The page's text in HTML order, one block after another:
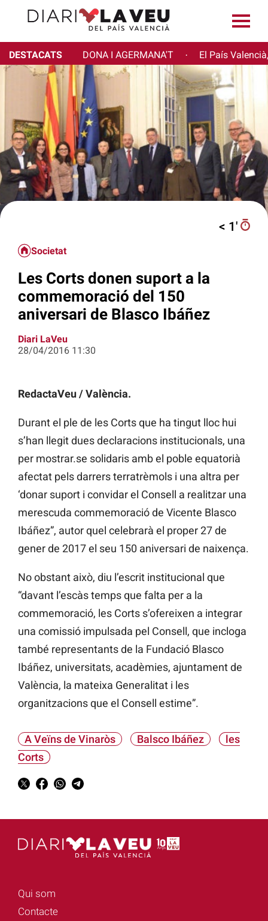
DESTACATS DONA I AGERMANA'T · El País
< 1′
Societat
Les Corts donen suport a la
commemoració del 150
aniversari de Blasco Ibáñez
Diari LaVeu
28/04/2016 11:30
RedactaVeu / València.
Durant el ple de les Corts que ha tingut lloc hui
s’han llegit dues declaracions institucionals, una
per mostrar.se solidaris amb el poble equatorià
afectat pels darrers terratrèmols i una altra per
‘donar suport i convidar el Consell a realitzar una
merescuda commemoració de Vicente Blasco
Ibáñez”, autor quel celebrarà el proper 27 de
gener de 2017 el seu 150 aniversari de naixença.
No obstant això, diu l’escrit institucional que
“davant l’escàs temps que falta per a la
commemoració, les Corts s’ofereixen a integrar
una comissió impulsada pel Consell, que incloga
també representants de la Fundació Blasco
Ibáñez, universitats, acadèmies, ajuntament de
València, la mateixa Generalitat i les
organitzacions que el Consell estime”.
A Veïns de Vinaròs Balsco Ibáñez
les
Corts
Qui som
Contacte